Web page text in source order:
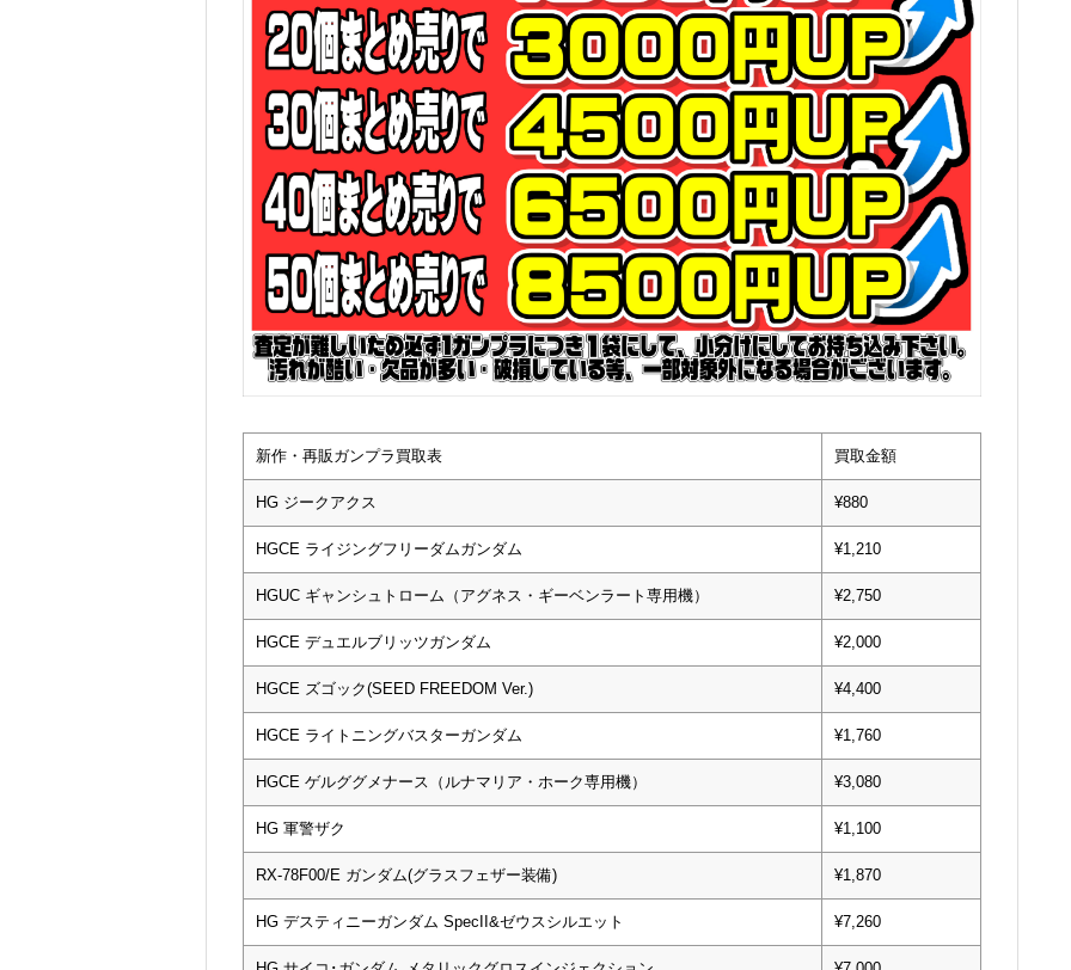
新作・再販ガンプラ買取表 買取金額
HG ジークアクス ¥880
HGCE ライジングフリーダムガンダム ¥1,210
HGUC ギャンシュトローム（アグネス・ギーベンラート専用機） ¥2,750
HGCE デュエルブリッツガンダム ¥2,000
HGCE ズゴック(SEED FREEDOM Ver.) ¥4,400
HGCE ライトニングバスターガンダム ¥1,760
HGCE ゲルググメナース（ルナマリア・ホーク専用機） ¥3,080
HG 軍警ザク ¥1,100
RX-78F00/E ガンダム(グラスフェザー装備) ¥1,870
HG デスティニーガンダム SpecII&ゼウスシルエット ¥7,260